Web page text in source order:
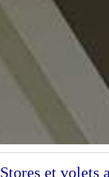
Stores et volets